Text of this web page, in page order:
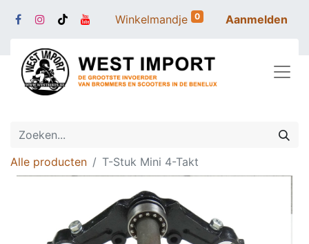
Winkelmandje 0 Aanmelden
Alle producten T-Stuk Mini 4-Takt